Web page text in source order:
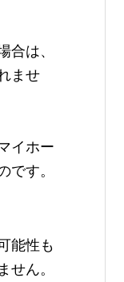
合は、
ませ
イホー
です。
能性も
せん。